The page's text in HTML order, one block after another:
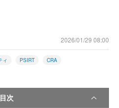
2026/01/29 08:00
ィ PSIRT CRA
目次